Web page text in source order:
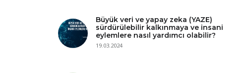
Büyük veri ve yapay zeka (YAZE)
sürdürülebilir kalkınmaya ve insani
eylemlere nasıl yardımcı olabilir?
19.03.2024